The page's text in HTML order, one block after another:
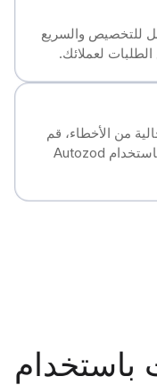
للتخصيص والسريع
لعملائك.
من الأخطاء، قم
بتعيين برامج التشغيل تلقائيًا باستخدام Autozod
باستخدام